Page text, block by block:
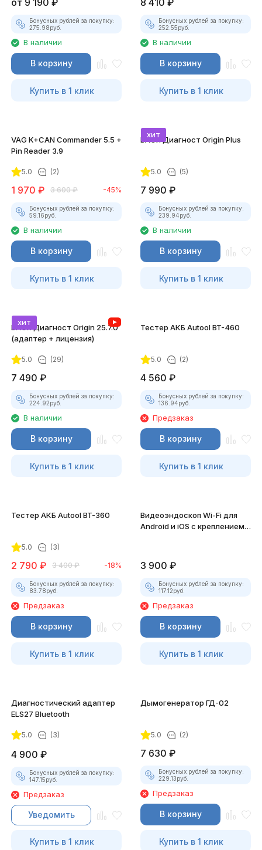
от 9 190 ₽
Бонусных рублей за покупку:
275.98руб.
В наличии
В корзину
Купить в 1 клик
8 410 ₽
Бонусных рублей за покупку:
252.55руб.
В наличии
В корзину
Купить в 1 клик
VAG K+CAN Commander 5.5 +
Pin Reader 3.9
5.0 (2)
1 970 ₽ 3 600 ₽ -45%
Бонусных рублей за покупку:
59.16руб.
В наличии
В корзину
Купить в 1 клик
хит
ВАСЯ Диагност Origin Plus
5.0 (5)
7 990 ₽
Бонусных рублей за покупку:
239.94руб.
В наличии
В корзину
Купить в 1 клик
хит
ВАСЯ Диагност Origin 25.7.0
(адаптер + лицензия)
5.0 (29)
7 490 ₽
Бонусных рублей за покупку:
224.92руб.
В наличии
В корзину
Купить в 1 клик
Тестер АКБ Autool BT-460
5.0 (2)
4 560 ₽
Бонусных рублей за покупку:
136.94руб.
Предзаказ
В корзину
Купить в 1 клик
Тестер АКБ Autool BT-360
5.0 (3)
2 790 ₽ 3 400 ₽ -18%
Бонусных рублей за покупку:
83.78руб.
Предзаказ
В корзину
Купить в 1 клик
Видеоэндоскоп Wi-Fi для
Android и iOS с креплением
3 900 ₽
Бонусных рублей за покупку:
117.12руб.
Предзаказ
В корзину
Купить в 1 клик
Диагностический адаптер
ELS27 Bluetooth
5.0 (3)
4 900 ₽
Бонусных рублей за покупку:
147.15руб.
Предзаказ
Уведомить
Купить в 1 клик
Дымогенератор ГД-02
5.0 (2)
7 630 ₽
Бонусных рублей за покупку:
229.13руб.
Предзаказ
В корзину
Купить в 1 клик